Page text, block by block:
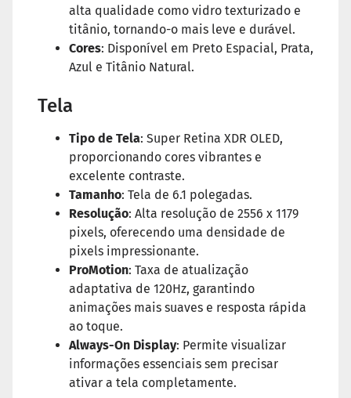
alta qualidade como vidro texturizado e
titânio, tornando-o mais leve e durável.
Cores: Disponível em Preto Espacial, Prata,
Azul e Titânio Natural.
Tela
Tipo de Tela: Super Retina XDR OLED,
proporcionando cores vibrantes e
excelente contraste.
Tamanho: Tela de 6.1 polegadas.
Resolução: Alta resolução de 2556 x 1179
pixels, oferecendo uma densidade de
pixels impressionante.
ProMotion: Taxa de atualização
adaptativa de 120Hz, garantindo
animações mais suaves e resposta rápida
ao toque.
Always-On Display: Permite visualizar
informações essenciais sem precisar
ativar a tela completamente.